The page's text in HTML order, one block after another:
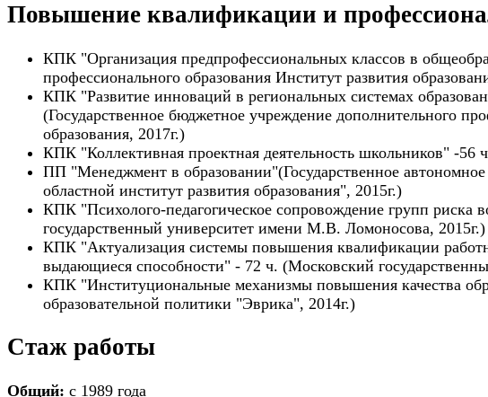
Повышение квалификации и
КПК "Организация предпрофессиональных классов в
профессионального образования Институт развития
КПК "Развитие инноваций в региональных системах
(Государственное бюджетное учреждение дополнительного
образования, 2017г.)
КПК "Коллективная проектная деятельность школьников" -
ПП "Менеджмент в образовании"(Государственное
областной институт развития образования", 2015г.)
КПК "Психолого-педагогическое сопровождение групп риска
государственный университет имени М.В. Ломоносова, 2015г.)
КПК "Актуализация системы повышения квалификации
выдающиеся способности" - 72 ч. (Московский
КПК "Институциональные механизмы повышения качества
образовательной политики "Эврика", 2014г.)
Стаж работы
Общий: с 1989 года